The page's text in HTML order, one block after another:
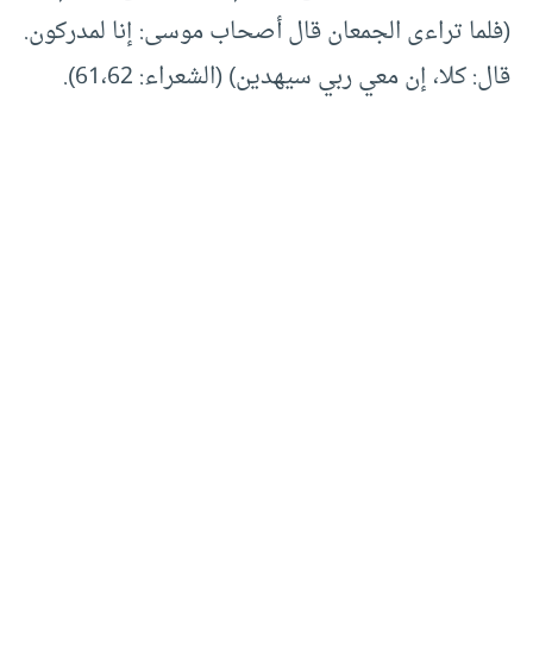
(فلما تراءى الجمعان قال أصحاب موسى: إنا لمدركون.
قال: كلا، إن معي ربي سيهدين) (الشعراء: 61،62).